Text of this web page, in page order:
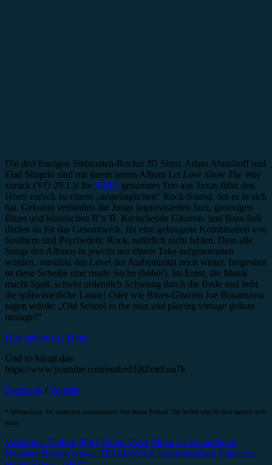
Die drei feurigen Südstaaten-Rocker JD Simo, Adam Abrashoff und
Elad Shaprio sind mit ihrem neuen Album Let Love Show The Way
zurück (VÖ 29.1.)! Ihr SIMO genanntes Trio aus Texas führt den
Hörer zurück zu einem „ursprünglichen“ Rock-Sound, der es in sich
hat. Gekonnt verbinden die Jungs improvisierten Jazz, groovigen
Blues und klassischen R’n’B. Kreischende Gitarren- und Bass-Soli
dürfen da für das Gesamtwerk, für eine gelungene Kombination von
Southern und Psychedelic Rock, natürlich nicht fehlen. Dass alle
Songs des Albums in jeweils nur einem Take aufgenommen
wurden, verstärkt das Level der Authentizität noch weiter. Insgesamt
ist diese Scheibe eine runde Sache (höhö!). Im Ernst, die Musik
macht Spaß, schiebt ordentlich Schwung durch die Bude und hebt
die spätwinterliche Laune! Oder wie Blues-Gitarrist Joe Bonamassa
sagen würde: „Old School to the max and playing vintage guitars
onstage!“
Hier gibt es das Ding!
Und so klingt das:
https://www.youtube.com/embed/li8ZmrEnu7k
Facebook / Website
* Affiliate-Link: Du unterstützt minutenmusik über deinen Einkauf. Der Artikel wird für dich dadurch nicht
teurer.
Beitragsnavigation
Vorheriger Beitrag Phil Collins: Zwei Alben als Neuauflage!
Nächster Beitrag News: TIDALWAVE veröffentlichen Video zur